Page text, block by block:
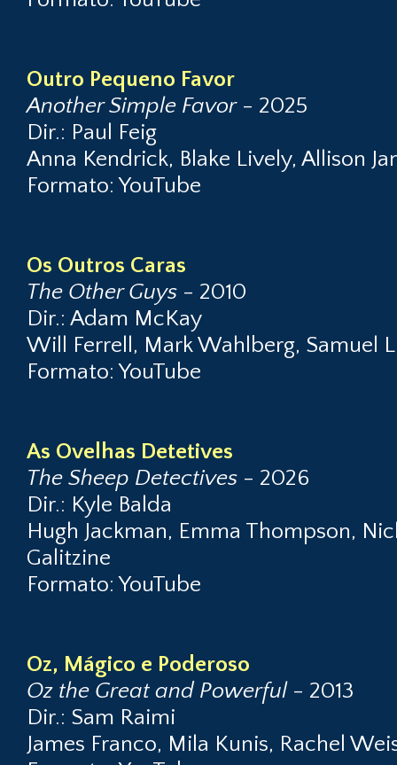
Outro Pequeno Favor
Another Simple Favor- 2025
Dir.: Paul Feig
Anna Kendrick, Blake Lively, Allison
Formato: YouTube
Os Outros Caras
The Other Guys - 2010
Dir.: Adam McKay
Will Ferrell, Mark Wahlberg, Samuel
Formato: YouTube
As Ovelhas Detetives
The Sheep Detectives - 2026
Dir.: Kyle Balda
Hugh Jackman, Emma Thompson,
Galitzine
Formato: YouTube
Oz, Mágico e Poderoso
Oz the Great and Powerful- 2013
Dir.: Sam Raimi
James Franco, Mila Kunis, Rachel